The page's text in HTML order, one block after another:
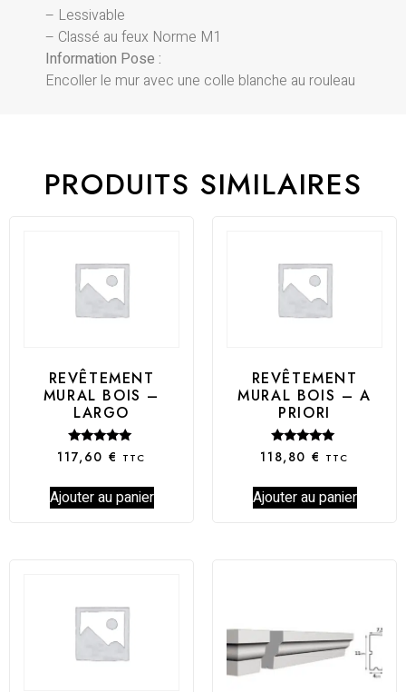
– Lessivable
– Classé au feux Norme M1
Information Pose :
Encoller le mur avec une colle blanche au rouleau
PRODUITS SIMILAIRES
REVÊTEMENT
MURAL BOIS –
LARGO
Note
5.00
117,60 € TTC
Ajouter au panier
REVÊTEMENT
MURAL BOIS – A
PRIORI
Note
5.00
118,80 € TTC
Ajouter au panier